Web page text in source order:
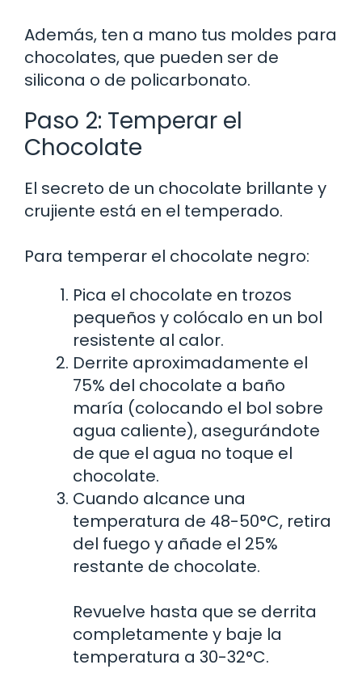
Además, ten a mano tus moldes para
chocolates, que pueden ser de
silicona o de policarbonato.
Paso 2: Temperar el
Chocolate
El secreto de un chocolate brillante y
crujiente está en el temperado.
Para temperar el chocolate negro:
Pica el chocolate en trozos
pequeños y colócalo en un bol
resistente al calor.
Derrite aproximadamente el
75% del chocolate a baño
maría (colocando el bol sobre
agua caliente), asegurándote
de que el agua no toque el
chocolate.
Cuando alcance una
temperatura de 48-50°C, retira
del fuego y añade el 25%
restante de chocolate.
Revuelve hasta que se derrita
completamente y baje la
temperatura a 30-32°C.